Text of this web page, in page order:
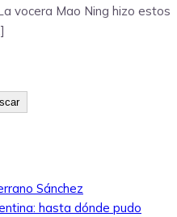
vocera Mao Ning hizo estos
Sánchez
hasta dónde pudo